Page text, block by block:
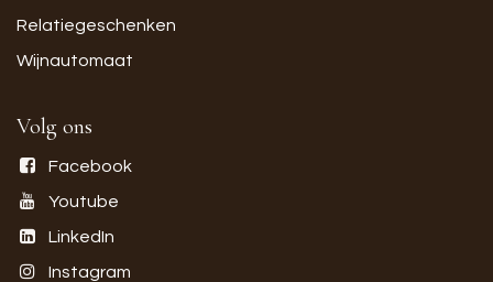
Relatiegeschenken
Wijnautomaat
Volg ons
Facebook
Youtube
LinkedIn
Instagram